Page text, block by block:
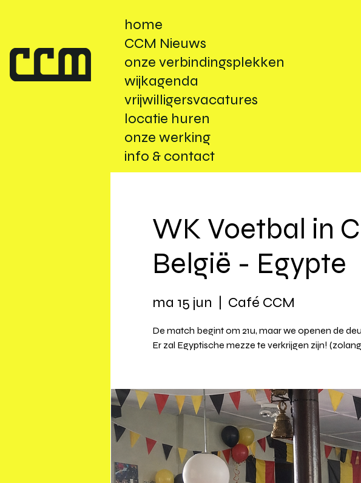
home
CCM Nieuws
onze verbindingsplekken
wijkagenda
vrijwilligersvacatures
locatie huren
onze werking
info & contact
WK Voetbal in
België - Egypte
ma 15 jun Café CCM
De match begint om 21u, maar we openen de
Er zal Egyptische mezze te verkrijgen zijn!